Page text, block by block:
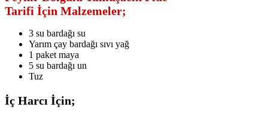
Tarifi İçin Malzemeler;
3 su bardağı su
Yarım çay bardağı sıvı yağ
1 paket maya
5 su bardağı un
Tuz
İç Harcı İçin;